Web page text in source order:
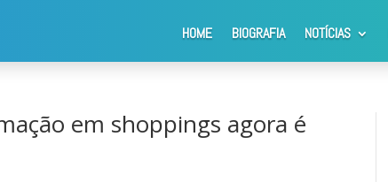
HOME BIOGRAFIA NOTÍCIAS
de animais de estimação em shoppings agora é facultativa
em shoppings agora é